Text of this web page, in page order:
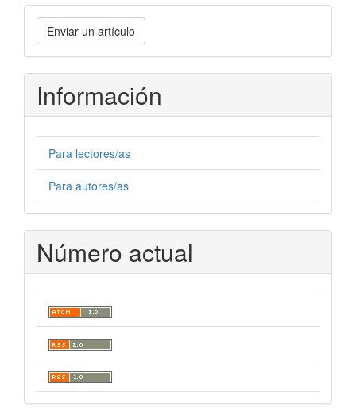
Enviar
un
artículo
Enviar un artículo
Información
Para lectores/as
Para autores/as
Número actual